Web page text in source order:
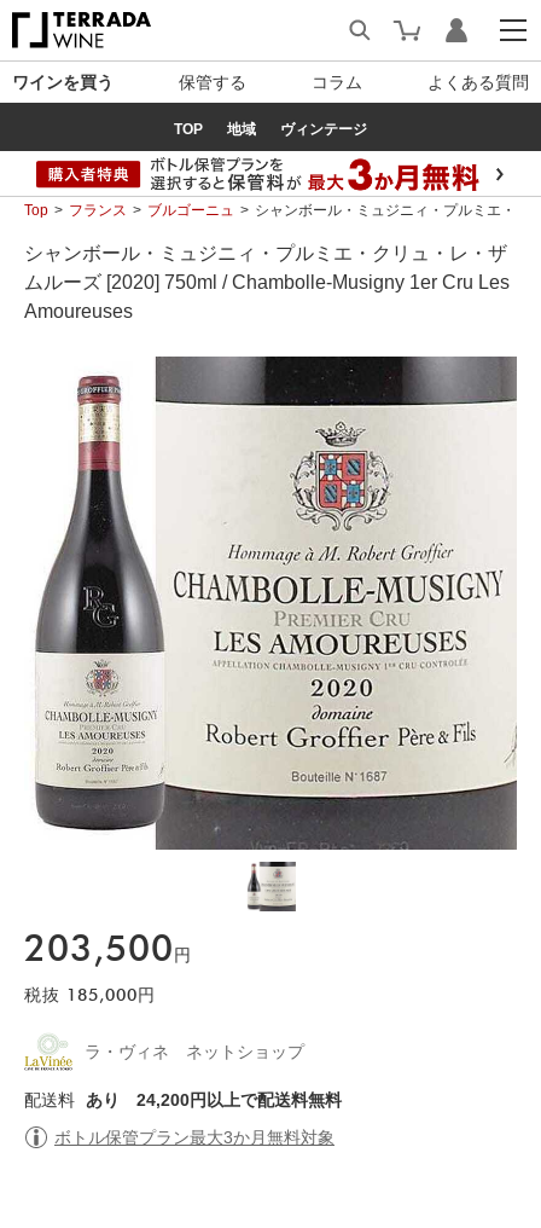
ワインを買う 保管する コラム よくある質問
TOP 地域 ヴィンテージ
Top フランス ブルゴーニュ シャンボール・ミュジニィ・プルミエ・
シャンボール・ミュジニィ・プルミエ・クリュ・レ・ザ
ムルーズ [2020] 750ml / Chambolle-Musigny 1er Cru Les
Amoureuses
203,500 円
税抜 185,000 円
ラ・ヴィネ ネットショップ
配送料 あり
24,200円以上で配送料無料
ボトル保管プラン最大3か月無料対象